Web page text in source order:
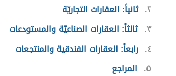
٢ ثانياً: العقارات التجاريّة
٣ ثالثاً: العقارات الصناعيّة والمستودعات
٤ رابعاً: العقارات الفندقية والمنتجعات
٥ المراجع